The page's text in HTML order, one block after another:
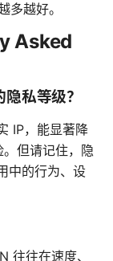
多越好。
Asked
私等级？
IP，能显著降
但请记住，隐
中的行为、设
往往在速度、